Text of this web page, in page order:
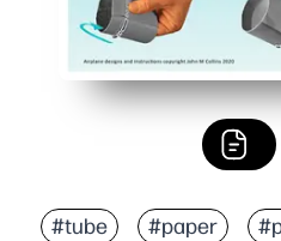
#tube #paper